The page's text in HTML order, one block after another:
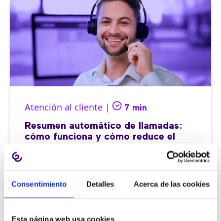
Consentimiento Detalles Acerca de las cookies
Esta página web usa cookies
Atención al cliente | 7 min
Resumen automático de llamadas:
cómo funciona y cómo reduce el